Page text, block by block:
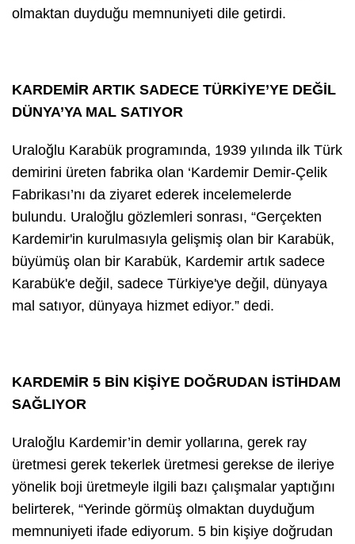
olmaktan duyduğu memnuniyeti dile getirdi.
KARDEMİR ARTIK SADECE TÜRKİYE’YE DEĞİL
DÜNYA’YA MAL SATIYOR
Uraloğlu Karabük programında, 1939 yılında ilk Türk
demirini üreten fabrika olan ‘Kardemir Demir-Çelik
Fabrikası’nı da ziyaret ederek incelemelerde
bulundu. Uraloğlu gözlemleri sonrası, “Gerçekten
Kardemir'in kurulmasıyla gelişmiş olan bir Karabük,
büyümüş olan bir Karabük, Kardemir artık sadece
Karabük'e değil, sadece Türkiye'ye değil, dünyaya
mal satıyor, dünyaya hizmet ediyor.” dedi.
KARDEMİR 5 BİN KİŞİYE DOĞRUDAN İSTİHDAM
SAĞLIYOR
Uraloğlu Kardemir’in demir yollarına, gerek ray
üretmesi gerek tekerlek üretmesi gerekse de ileriye
yönelik boji üretmeyle ilgili bazı çalışmalar yaptığını
belirterek, “Yerinde görmüş olmaktan duyduğum
memnuniyeti ifade ediyorum. 5 bin kişiye doğrudan